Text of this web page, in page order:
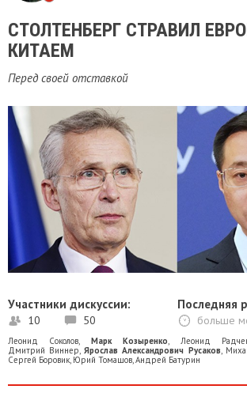
СТОЛТЕНБЕРГ СТРАВИЛ
КИТАЕМ
Перед своей отставкой
Участники дискуссии:
10 50
Последняя
больше
Леонид Соколов, Марк Козыренко, Леонид
Дмитрий Виннер,Ярослав Александрович Русаков,
Сергей Боровик, Юрий Томашов,Андрей Батурин